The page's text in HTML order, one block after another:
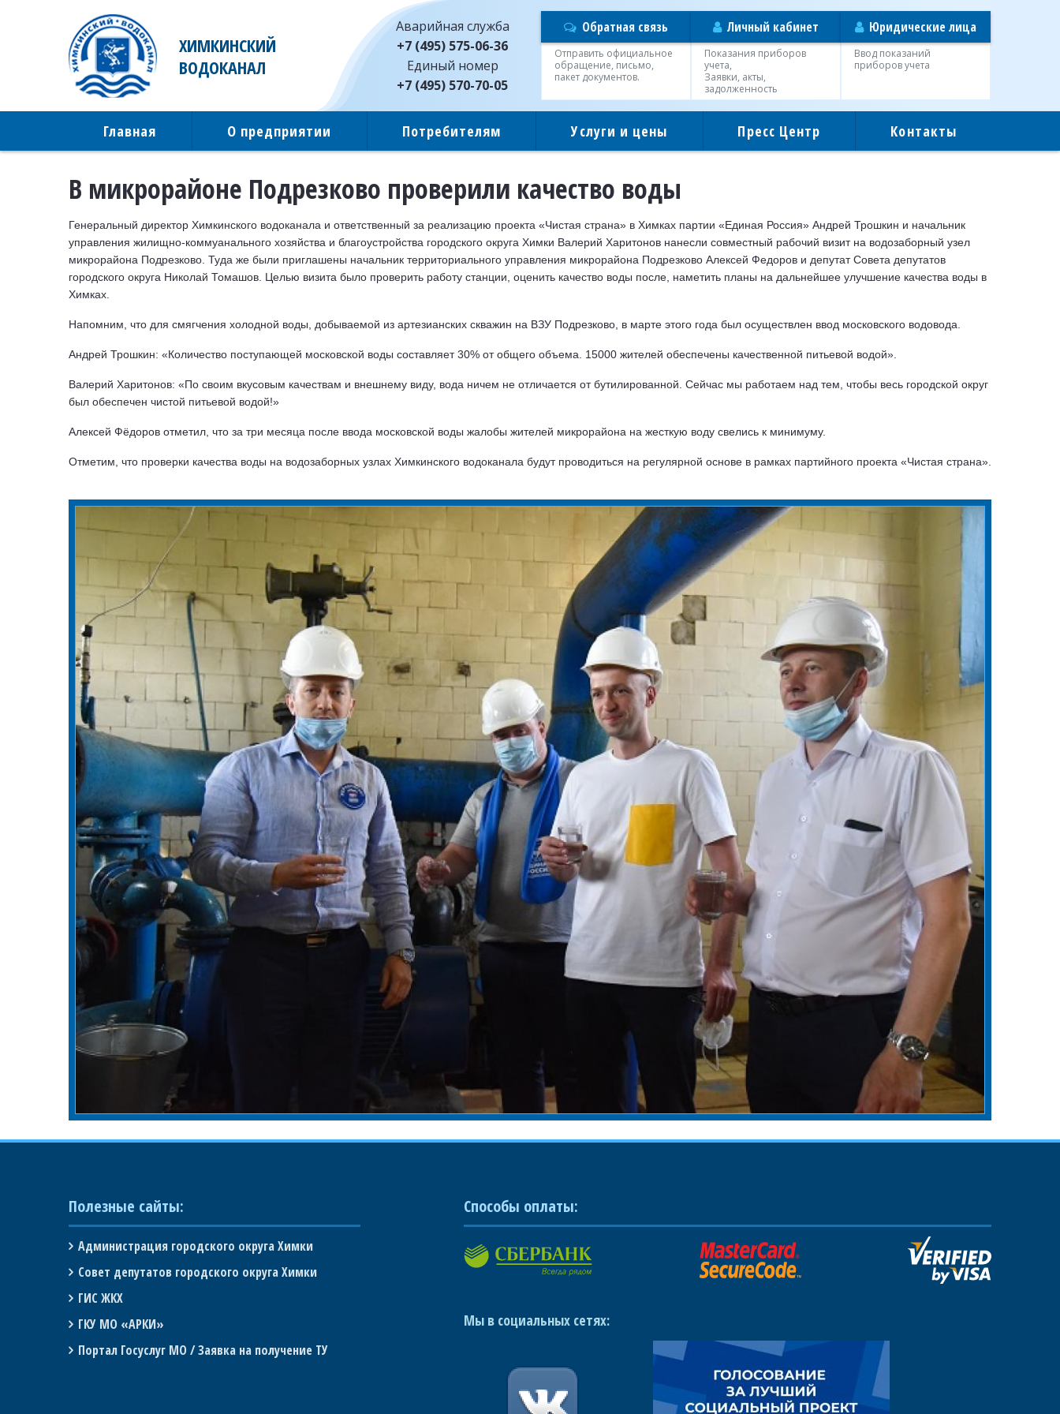
ХИМКИНСКИЙ
ВОДОКАНАЛ
Аварийная служба
+7 (495) 575-06-36
Единый номер
+7 (495) 570-70-05
Обратная связь
Отправить официальное
обращение, письмо,
пакет документов.
Личный кабинет
Показания приборов
учета,
Заявки, акты,
задолженность
Юридические лица
Ввод показаний
приборов учета
Главная О предприятии Потребителям Услуги и цены Пресс Центр Контакты
В микрорайоне Подрезково проверили качество воды
Генеральный директор Химкинского водоканала и ответственный за реализацию проекта «Чистая страна» в Химках партии «Единая Россия» Андрей Трошкин и начальник
управления жилищно-коммуанального хозяйства и благоустройства городского округа Химки Валерий Харитонов нанесли совместный рабочий визит на водозаборный узел
микрорайона Подрезково. Туда же были приглашены начальник территориального управления микрорайона Подрезково Алексей Федоров и депутат Совета депутатов
городского округа Николай Томашов. Целью визита было проверить работу станции, оценить качество воды после, наметить планы на дальнейшее улучшение качества воды в
Химках.
Напомним, что для смягчения холодной воды, добываемой из артезианских скважин на ВЗУ Подрезково, в марте этого года был осуществлен ввод московского водовода.
Андрей Трошкин: «Количество поступающей московской воды составляет 30% от общего объема. 15000 жителей обеспечены качественной питьевой водой».
Валерий Харитонов: «По своим вкусовым качествам и внешнему виду, вода ничем не отличается от бутилированной. Сейчас мы работаем над тем, чтобы весь городской округ
был обеспечен чистой питьевой водой!»
Алексей Фёдоров отметил, что за три месяца после ввода московской воды жалобы жителей микрорайона на жесткую воду свелись к минимуму.
Отметим, что проверки качества воды на водозаборных узлах Химкинского водоканала будут проводиться на регулярной основе в рамках партийного проекта «Чистая страна».
Полезные сайты:
Администрация городского округа Химки
Совет депутатов городского округа Химки
ГИС ЖКХ
ГКУ МО «АРКИ»
Портал Госуслуг МО / Заявка на получение ТУ
Способы оплаты:
Мы в социальных сетях: